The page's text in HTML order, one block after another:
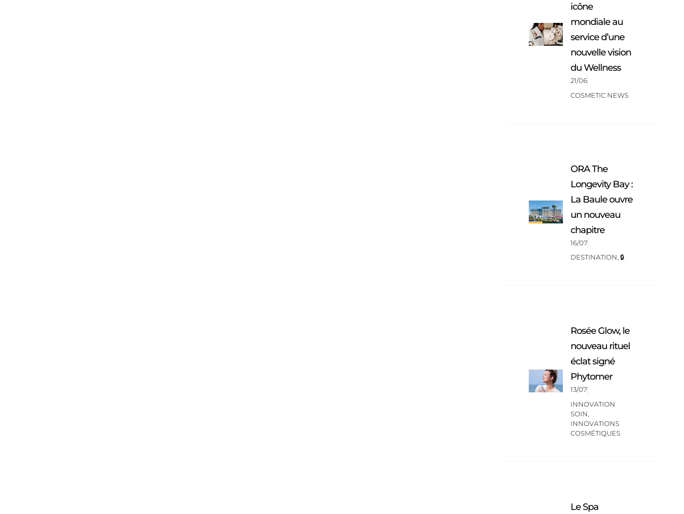
icône
mondiale au
service d’une
nouvelle vision
du Wellness
21/06
COSMETIC NEWS
ORA The
Longevity Bay :
La Baule ouvre
un nouveau
chapitre
16/07
DESTINATION,🔒
Rosée Glow, le
nouveau rituel
éclat signé
Phytomer
13/07
INNOVATION
SOIN
INNOVATIONS
COSMÉTIQUES
Le Spa